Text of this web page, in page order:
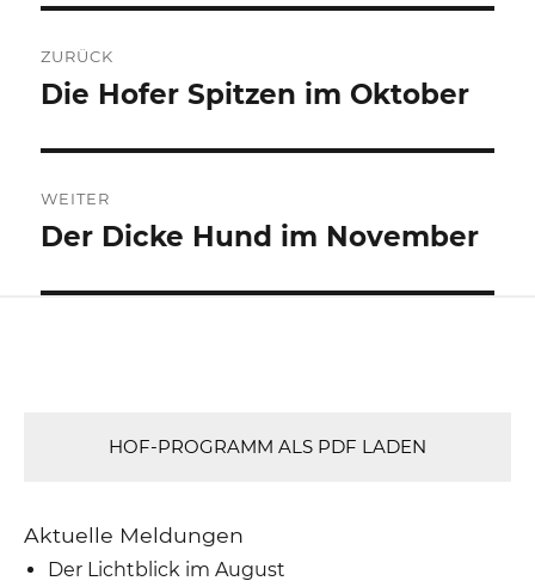
Navigation
ZURÜCK
Vorheriger
Die Hofer Spitzen im Oktober
WEITER
Nächster
Der Dicke Hund im November
HOF-PROGRAMM ALS PDF LADEN
Aktuelle Meldungen
Der Lichtblick im August